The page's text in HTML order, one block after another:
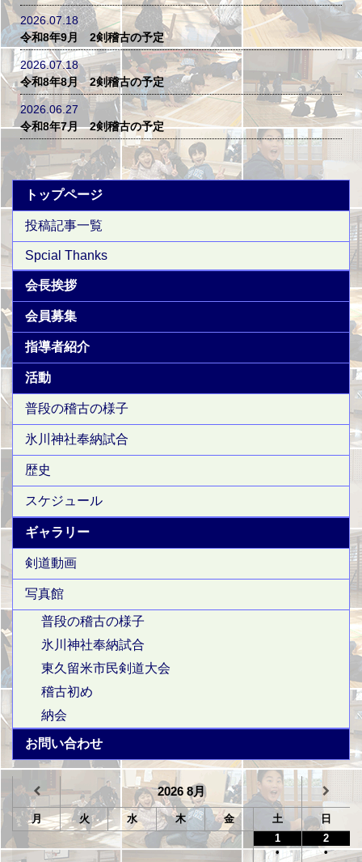
2026.07.18
令和8年9月 2剣稽古の予定
2026.07.18
令和8年8月 2剣稽古の予定
2026.06.27
令和8年7月 2剣稽古の予定
トップページ
投稿記事一覧
Spcial Thanks
会長挨拶
会員募集
指導者紹介
活動
普段の稽古の様子
氷川神社奉納試合
歴史
スケジュール
ギャラリー
剣道動画
写真館
普段の稽古の様子
氷川神社奉納試合
東久留米市民剣道大会
稽古初め
納会
お問い合わせ
2026 8月
月 火 水 木 金 土
日
1
•
2
•